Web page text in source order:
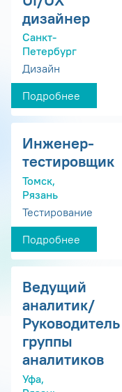
дизайнер
Санкт-
Петербург
Дизайн
Подробнее
Инженер-
тестировщик
Томск,
Рязань
Тестирование
Подробнее
Ведущий
аналитик/
Руководитель
группы
аналитиков
Уфа,